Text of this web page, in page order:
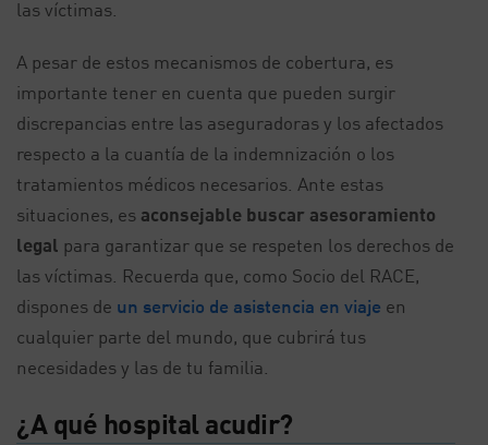
las víctimas.
A pesar de estos mecanismos de cobertura, es
importante tener en cuenta que pueden surgir
discrepancias entre las aseguradoras y los afectados
respecto a la cuantía de la indemnización o los
tratamientos médicos necesarios. Ante estas
situaciones, es aconsejable buscar asesoramiento
legal para garantizar que se respeten los derechos de
las víctimas. Recuerda que, como Socio del RACE,
dispones de un servicio de asistencia en viaje en
cualquier parte del mundo, que cubrirá tus
necesidades y las de tu familia.
¿A qué hospital acudir?